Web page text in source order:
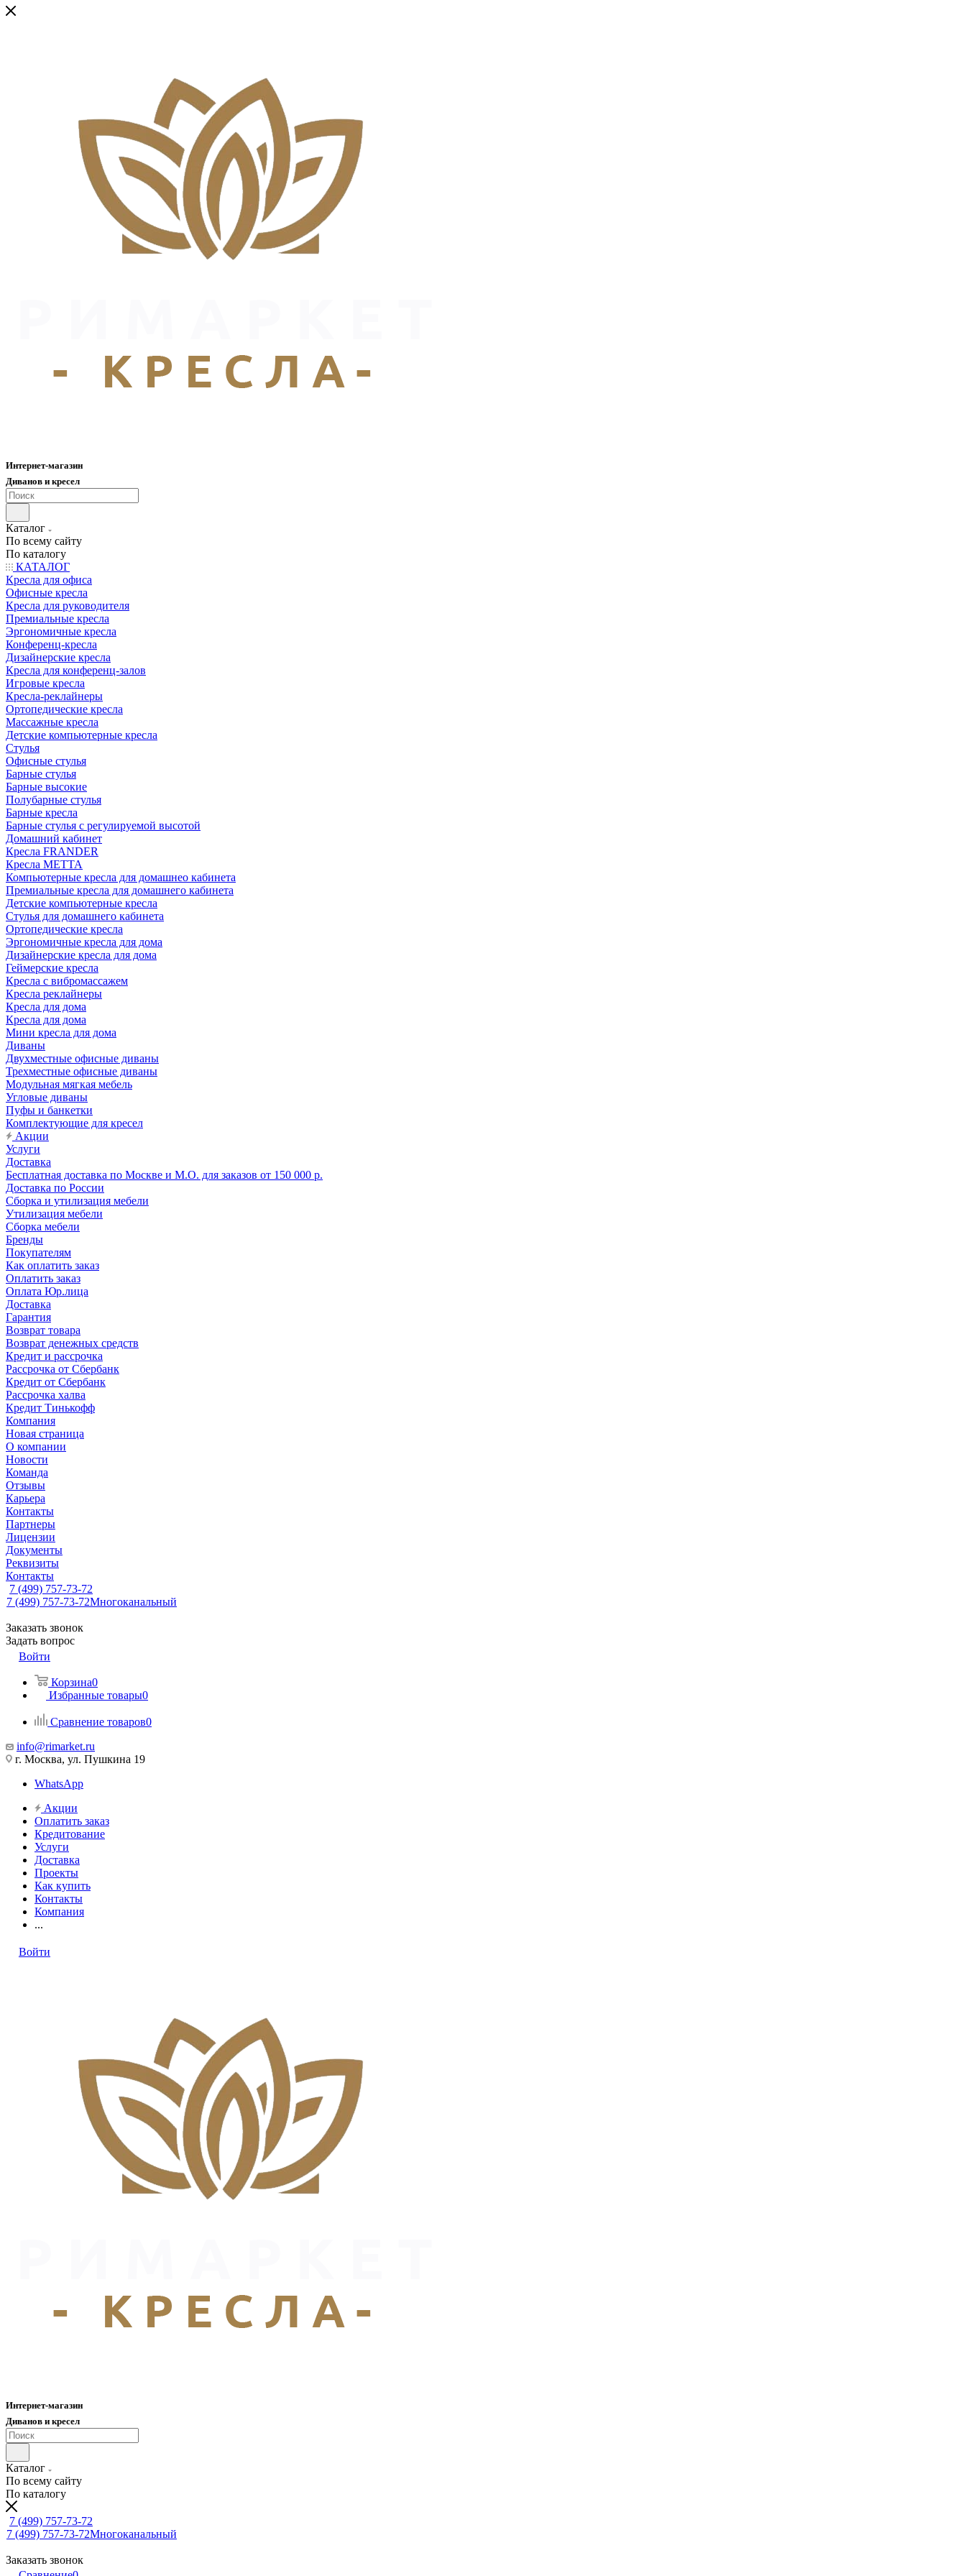
Интернет-магазин
Диванов и кресел
Каталог
По всему сайту
По каталогу
КАТАЛОГ
Кресла для офиса
Офисные кресла
Кресла для руководителя
Премиальные кресла
Эргономичные кресла
Конференц-кресла
Дизайнерские кресла
Кресла для конференц-залов
Игровые кресла
Кресла-реклайнеры
Ортопедические кресла
Массажные кресла
Детские компьютерные кресла
Стулья
Офисные стулья
Барные стулья
Барные высокие
Полубарные стулья
Барные кресла
Барные стулья с регулируемой высотой
Домашний кабинет
Кресла FRANDER
Кресла METTA
Компьютерные кресла для домашнео кабинета
Премиальные кресла для домашнего кабинета
Детские компьютерные кресла
Стулья для домашнего кабинета
Ортопедические кресла
Эргономичные кресла для дома
Дизайнерские кресла для дома
Геймерские кресла
Кресла с вибромассажем
Кресла реклайнеры
Кресла для дома
Кресла для дома
Мини кресла для дома
Диваны
Двухместные офисные диваны
Трехместные офисные диваны
Модульная мягкая мебель
Угловые диваны
Пуфы и банкетки
Комплектующие для кресел
Акции
Услуги
Доставка
Бесплатная доставка по Москве и М.О. для заказов от 150 000 р.
Доставка по России
Сборка и утилизация мебели
Утилизация мебели
Сборка мебели
Бренды
Покупателям
Как оплатить заказ
Оплатить заказ
Оплата Юр.лица
Доставка
Гарантия
Возврат товара
Возврат денежных средств
Кредит и рассрочка
Рассрочка от Сбербанк
Кредит от Сбербанк
Рассрочка халва
Кредит Тинькофф
Компания
Новая страница
О компании
Новости
Команда
Отзывы
Карьера
Контакты
Партнеры
Лицензии
Документы
Реквизиты
Контакты
7 (499) 757-73-72
7 (499) 757-73-72Многоканальный
Заказать звонок
Задать вопрос
Войти
Корзина0
Избранные товары0
Сравнение товаров0
info@rimarket.ru
г. Москва, ул. Пушкина 19
WhatsApp
Акции
Оплатить заказ
Кредитование
Услуги
Доставка
Проекты
Как купить
Контакты
Компания
...
Войти
Интернет-магазин
Диванов и кресел
Каталог
По всему сайту
По каталогу
7 (499) 757-73-72
7 (499) 757-73-72Многоканальный
Заказать звонок